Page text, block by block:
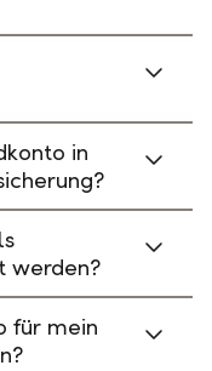
in
werden?
für mein